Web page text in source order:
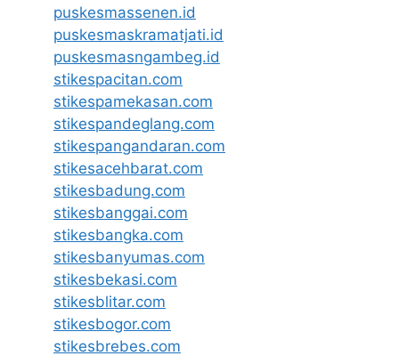
puskesmassenen.id
puskesmaskramatjati.id
puskesmasngambeg.id
stikespacitan.com
stikespamekasan.com
stikespandeglang.com
stikespangandaran.com
stikesacehbarat.com
stikesbadung.com
stikesbanggai.com
stikesbangka.com
stikesbanyumas.com
stikesbekasi.com
stikesblitar.com
stikesbogor.com
stikesbrebes.com